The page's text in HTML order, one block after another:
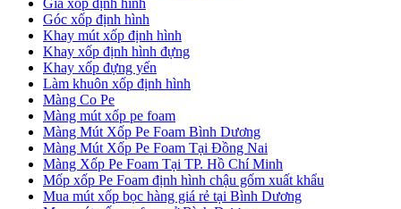
Giá xốp định hình
Góc xốp định hình
Khay mút xốp định hình
Khay xốp định hình đựng
Khay xốp đựng yến
Làm khuôn xốp định hình
Màng Co Pe
Màng mút xốp pe foam
Màng Mút Xốp Pe Foam Bình Dương
Màng Mút Xốp Pe Foam Tại Đồng Nai
Màng Xốp Pe Foam Tại TP. Hồ Chí Minh
Mốp xốp Pe Foam định hình chậu gốm xuất khẩu
Mua mút xốp bọc hàng giá rẻ tại Bình Dương